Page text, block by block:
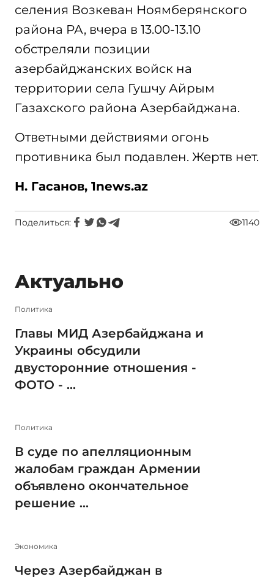
селения Возкеван Ноямберянского
района РА, вчера в 13.00-13.10
обстреляли позиции
азербайджанских войск на
территории села Гушчу Айрым
Газахского района Азербайджана.
Ответными действиями огонь
противника был подавлен. Жертв нет.
Н. Гасанов, 1news.az
Поделиться: 1140
Актуально
Политика
Главы МИД Азербайджана и
Украины обсудили
двусторонние отношения -
ФОТО - ...
Политика
В суде по апелляционным
жалобам граждан Армении
объявлено окончательное
решение ...
Экономика
Через Азербайджан в